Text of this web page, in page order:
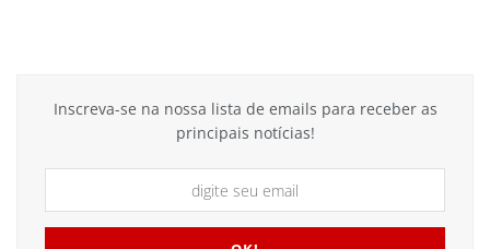
Inscreva-se na nossa lista de emails para receber as
principais notícias!